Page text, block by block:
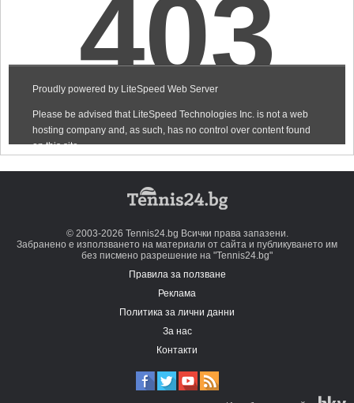
© 2003-2026 Tennis24.bg Всички права запазени.
Забранено е използването на материали от сайта и публикуването им
без писмено разрешение на "Tennis24.bg"
Правила за ползване
Реклама
Политика за лични данни
За нас
Контакти